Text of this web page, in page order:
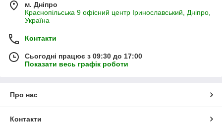
м. Дніпро
Краснопільська 9 офісний центр Іринославський, Дніпро,
Україна
Контакти
Сьогодні працює з 09:30 до 17:00
Показати весь графік роботи
Про нас
Контакти